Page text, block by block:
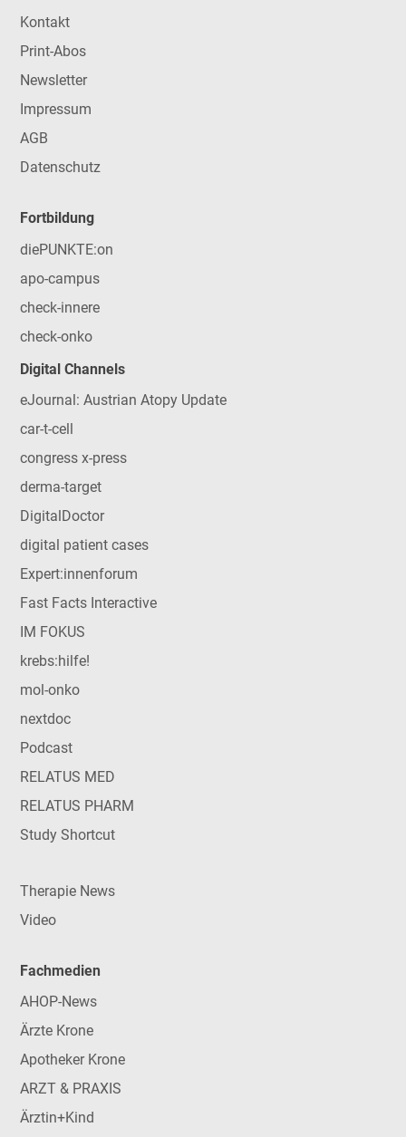
Kontakt
Print-Abos
Newsletter
Impressum
AGB
Datenschutz
Fortbildung
diePUNKTE:on
apo-campus
check-innere
check-onko
Digital Channels
eJournal: Austrian Atopy Update
car-t-cell
congress x-press
derma-target
DigitalDoctor
digital patient cases
Expert:innenforum
Fast Facts Interactive
IM FOKUS
krebs:hilfe!
mol-onko
nextdoc
Podcast
RELATUS MED
RELATUS PHARM
Study Shortcut
Therapie News
Video
Fachmedien
AHOP-News
Ärzte Krone
Apotheker Krone
ARZT & PRAXIS
Ärztin+Kind